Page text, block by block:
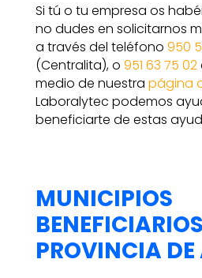
Si tú o tu empresa os
no dudes en solicitarnos
a través del teléfono 950
(Centralita), o 951 63 75 02
medio de nuestra página
Laboralytec podemos
beneficiarte de estas
MUNICIPIOS
PROVINCIA